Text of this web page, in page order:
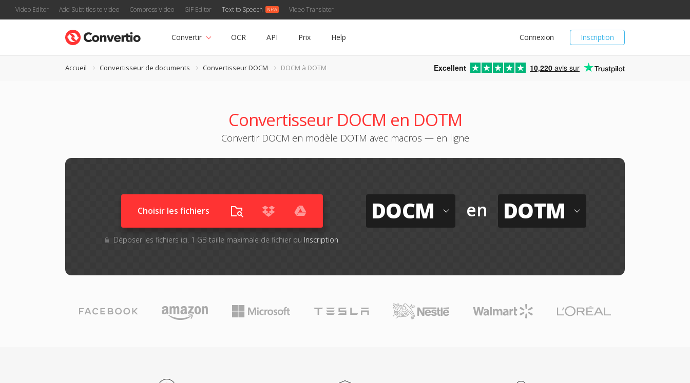
Video Editor Add Subtitles to Video Compress Video GIF Editor Text to Speech Video Translator
Inscription
Connexion
Convertir OCR API Prix Help
Accueil Convertisseur de documents Convertisseur DOCM DOCM à DOTM Excellent 10,220 avis sur
Convertisseur DOCM en DOTM
Convertir DOCM en modèle DOTM avec macros — en ligne
Choisir les fichiers
Déposer les fichiers ici. 1 GB taille maximale de fichier ou Inscription
DOCM en DOTM